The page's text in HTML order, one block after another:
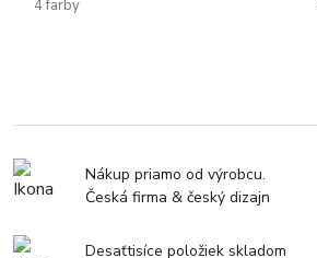
4 farby
Nákup priamo od výrobcu.
Česká firma & český dizajn
Desaťtisíce položiek skladom